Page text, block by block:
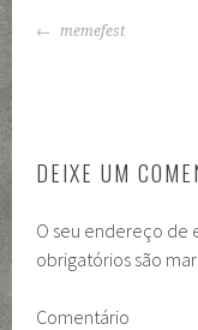
NAVEGAÇÃO
memefest
DEIXE UM
O seu endereço de
obrigatórios são
Comentário